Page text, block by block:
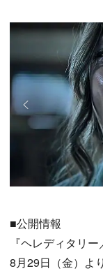
■公開情報
『ヘレディタリ
8月29日（金）よ